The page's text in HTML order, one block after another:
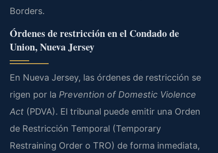
Borders.
Órdenes de restricción en el Condado de
Union, Nueva Jersey
En Nueva Jersey, las órdenes de restricción se
rigen por la Prevention of Domestic Violence
Act (PDVA). El tribunal puede emitir una Orden
de Restricción Temporal (Temporary
Restraining Order o TRO) de forma inmediata,